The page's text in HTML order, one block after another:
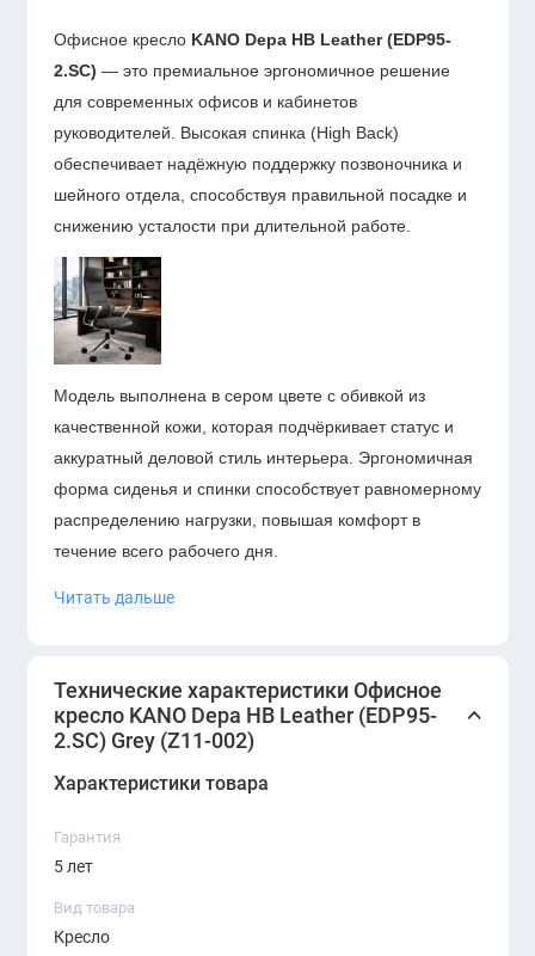
Офисное кресло KANO Depa HB Leather (EDP95-
2.SC) — это премиальное эргономичное решение
для современных офисов и кабинетов
руководителей. Высокая спинка (High Back)
обеспечивает надёжную поддержку позвоночника и
шейного отдела, способствуя правильной посадке и
снижению усталости при длительной работе.
Модель выполнена в сером цвете с обивкой из
качественной кожи, которая подчёркивает статус и
аккуратный деловой стиль интерьера. Эргономичная
форма сиденья и спинки способствует равномерному
распределению нагрузки, повышая комфорт в
течение всего рабочего дня.
Кресло оснащено механизмом качания и
надёжные ролики обеспечивают устойчивость,
мобильность и долгий срок службы.KANO Depa HB
Leatherидеально подойдёт для руководителей,
переговорных зон и представительских офисных
Читать дальше
Технические характеристики Офисное
кресло KANO Depa HB Leather (EDP95-
2.SC) Grey (Z11-002)
Характеристики товара
Гарантия
5 лет
Вид товара
Кресло